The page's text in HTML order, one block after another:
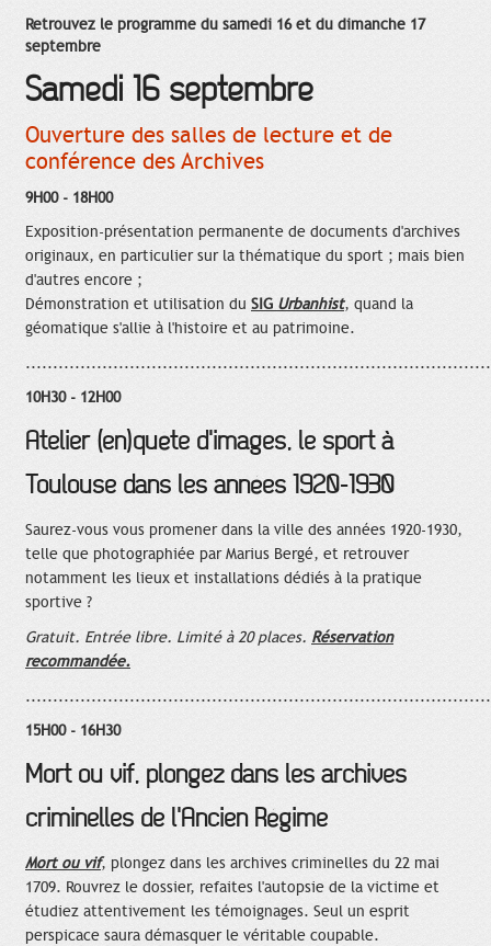
Retrouvez le programme du samedi 16 et du dimanche 17
septembre
Samedi 16 septembre
Ouverture des salles de lecture et de
conférence des Archives
9H00 - 18H00
Exposition-présentation permanente de documents d'archives
originaux, en particulier sur la thématique du sport ; mais bien
d'autres encore ;
Démonstration et utilisation du SIG Urbanhist, quand la
géomatique s'allie à l'histoire et au patrimoine.
10H30 - 12H00
Atelier (en)quête d'images, le sport à
Toulouse dans les années 1920-1930
Saurez-vous vous promener dans la ville des années 1920-1930,
telle que photographiée par Marius Bergé, et retrouver
notamment les lieux et installations dédiés à la pratique
sportive ?
Gratuit. Entrée libre. Limité à 20 places. Réservation
recommandée.
15H00 - 16H30
Mort ou vif, plongez dans les archives
criminelles de l'Ancien Régime
Mort ou vif, plongez dans les archives criminelles du 22 mai
1709. Rouvrez le dossier, refaites l'autopsie de la victime et
étudiez attentivement les témoignages. Seul un esprit
perspicace saura démasquer le véritable coupable.